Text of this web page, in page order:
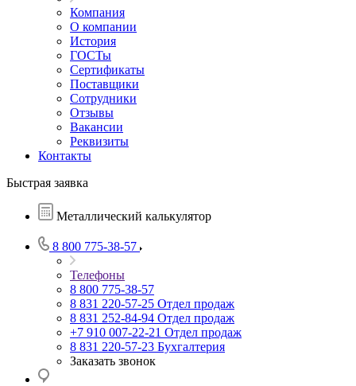
Компания
О компании
История
ГОСТы
Сертификаты
Поставщики
Сотрудники
Отзывы
Вакансии
Реквизиты
Контакты
Быстрая заявка
Металлический калькулятор
8 800 775-38-57
Телефоны
8 800 775-38-57
8 831 220-57-25 Отдел продаж
8 831 252-84-94 Отдел продаж
+7 910 007-22-21 Отдел продаж
8 831 220-57-23 Бухгалтерия
Заказать звонок